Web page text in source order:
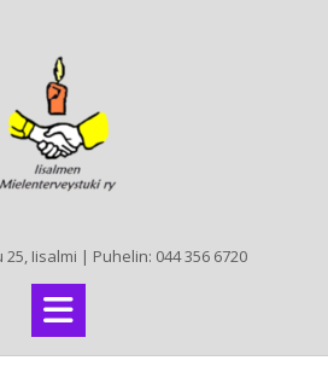
Iisalmi | Puhelin: 044 356 6720